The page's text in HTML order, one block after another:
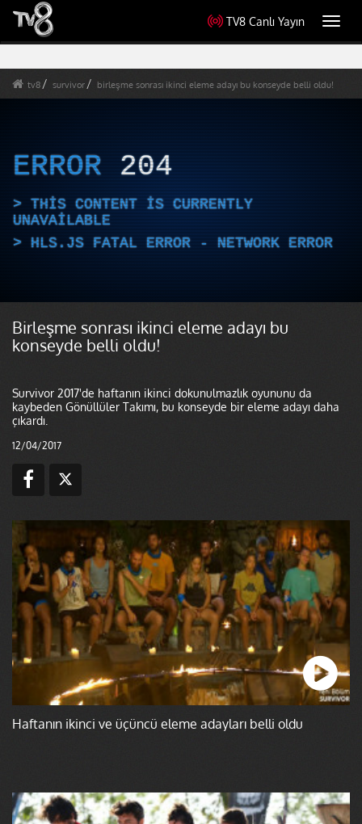
TV8 Canlı Yayın
tv8 survivor birleşme sonrası ikinci eleme adayı bu konseyde belli oldu!
ERROR 204
THIS CONTENT IS CURRENTLY
UNAVAILABLE
HLS.JS FATAL ERROR - NETWORK ERROR
Birleşme sonrası ikinci eleme adayı bu
konseyde belli oldu!
Survivor 2017'de haftanın ikinci dokunulmazlık oyununu da
kaybeden Gönüllüler Takımı, bu konseyde bir eleme adayı daha
çıkardı.
12/04/2017
Haftanın ikinci ve üçüncü eleme adayları belli oldu